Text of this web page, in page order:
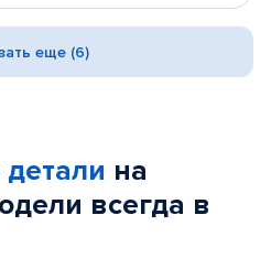
еще (6)
на
всегда в